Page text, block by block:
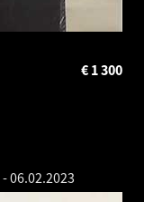
1 300
€
-06.02.2023